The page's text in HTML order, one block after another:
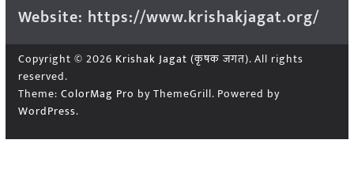
Website: https://www.krishakjagat.org/
Copyright © 2026 Krishak Jagat (कृषक जगत). All rights
reserved.
Theme: ColorMag Pro by ThemeGrill. Powered by
WordPress.